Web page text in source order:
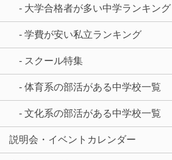
- 大学合格者が多い中学ランキング
- 学費が安い私立ランキング
- スクール特集
- 体育系の部活がある中学校一覧
- 文化系の部活がある中学校一覧
説明会・イベントカレンダー